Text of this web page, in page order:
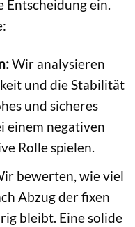
Entscheidung ein.
Wir analysieren
und die Stabilität
und sicheres
einem negativen
Rolle spielen.
bewerten, wie viel
Abzug der fixen
bleibt. Eine solide